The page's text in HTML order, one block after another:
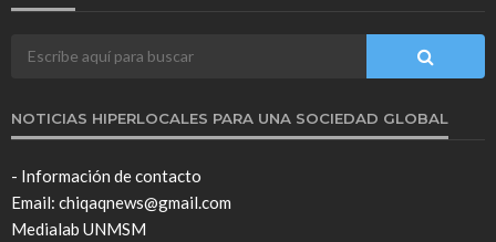
NOTICIAS HIPERLOCALES PARA UNA SOCIEDAD GLOBAL
- Información de contacto
Email: chiqaqnews@gmail.com
Medialab UNMSM